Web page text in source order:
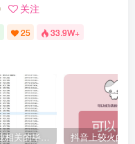
关注
25 33.9W+
计算机专业相关的毕业设计论文合集免费下载